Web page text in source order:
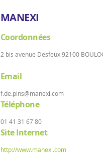
MANEXI
Coordonnées
2 bis avenue Desfeux 92100
-
Email
f.de.pins@manexi.com
Téléphone
01 41 31 67 80
Site Internet
http://www.manexi.com